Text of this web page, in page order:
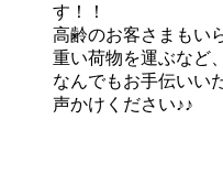
す！！
高齢のお客さまもい
重い荷物を運ぶなど、
なんでもお手伝いい
声かけください♪♪